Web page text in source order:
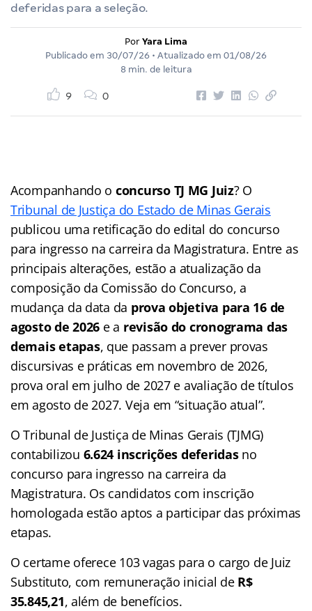
deferidas para a seleção.
Por Yara Lima
Publicado em 30/07/26 • Atualizado em 01/08/26
8 min. de leitura
9 0
Acompanhando o concurso TJ MG Juiz? O
Tribunal de Justiça do Estado de Minas Gerais
publicou uma retificação do edital do concurso
para ingresso na carreira da Magistratura. Entre as
principais alterações, estão a atualização da
composição da Comissão do Concurso, a
mudança da data da prova objetiva para 16 de
agosto de 2026 e a revisão do cronograma das
demais etapas, que passam a prever provas
discursivas e práticas em novembro de 2026,
prova oral em julho de 2027 e avaliação de títulos
em agosto de 2027. Veja em “situação atual”.
O Tribunal de Justiça de Minas Gerais (TJMG)
contabilizou 6.624 inscrições deferidasno
concurso para ingresso na carreira da
Magistratura. Os candidatos com inscrição
homologada estão aptos a participar das próximas
etapas.
O certame oferece 103 vagas para o cargo de Juiz
Substituto, com remuneração inicial de R$
35.845,21, além de benefícios.